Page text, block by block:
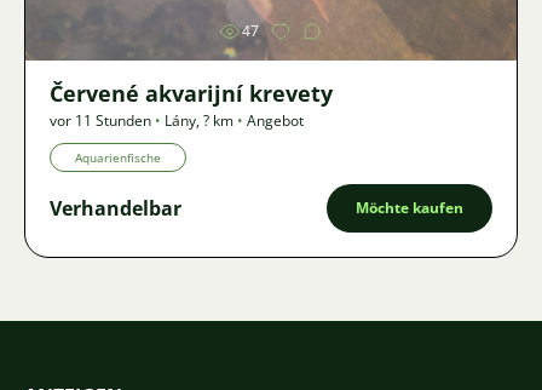
47
Červené akvarijní krevety
vor 11 Stunden • Lány,? km • Angebot
Aquarienfische
Verhandelbar Möchte kaufen